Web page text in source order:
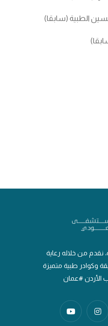
الطبية (سابقا)
نقدم من خلاله رعاية
وكوادر طبية متميزة
الأردن #عمان